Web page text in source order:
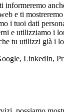
informeremo
e ti
i tuoi dati
e utilizziamo i
tu utilizzi già i
LinkedIn,